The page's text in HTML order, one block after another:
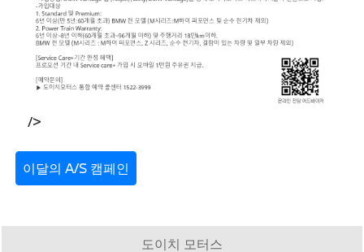
/>
이달의 A/S 캠페인
도이치 모터스